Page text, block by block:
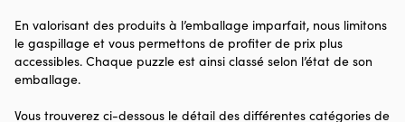
Provenance Made in France
En valorisant des produits à l’emballage imparfait, nous limitons
le gaspillage et vous permettons de profiter de prix plus
accessibles. Chaque puzzle est ainsi classé selon l’état de son
emballage.
Vous trouverez ci-dessous le détail des différentes catégories de